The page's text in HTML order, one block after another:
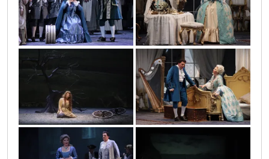
0o3a3571 0o3a3955
0o3a4420